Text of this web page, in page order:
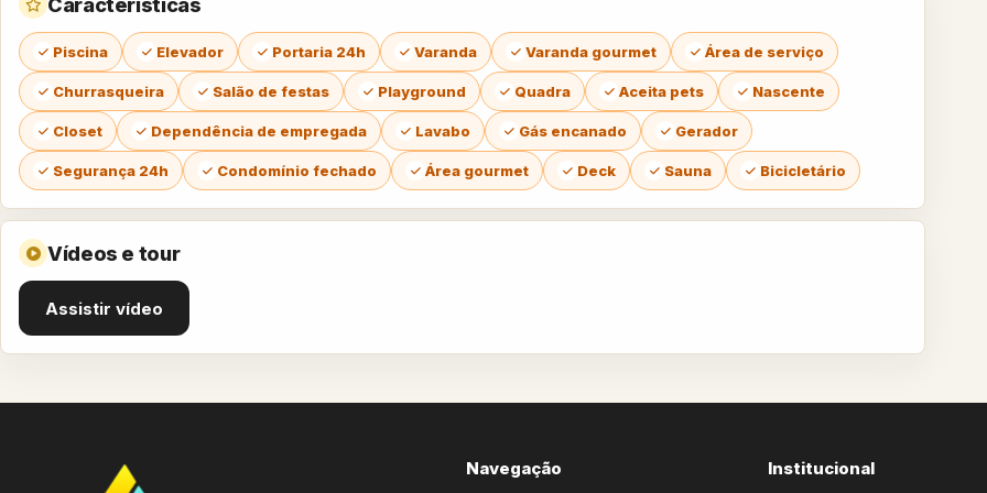
Piscina Elevador Portaria 24h Varanda Varanda gourmet Área de serviço
Churrasqueira Salão de festas Playground Quadra Aceita pets Nascente
Closet Dependência de empregada Lavabo Gás encanado Gerador
Segurança 24h Condomínio fechado Área gourmet Deck Sauna Bicicletário
Vídeos e tour
Assistir vídeo
Navegação Institucional